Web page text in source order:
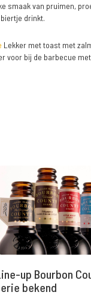
smaak van pruimen,
drinkt.
Lekker met toast met
voor bij de barbecue
up Bourbon
bekend